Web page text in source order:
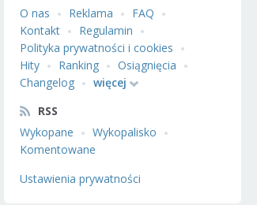
O nas
Reklama
FAQ
Kontakt
Regulamin
Polityka prywatności i cookies
Hity
Ranking
Osiągnięcia
Changelog
więcej
RSS
Wykopane
Wykopalisko
Komentowane
Ustawienia prywatności